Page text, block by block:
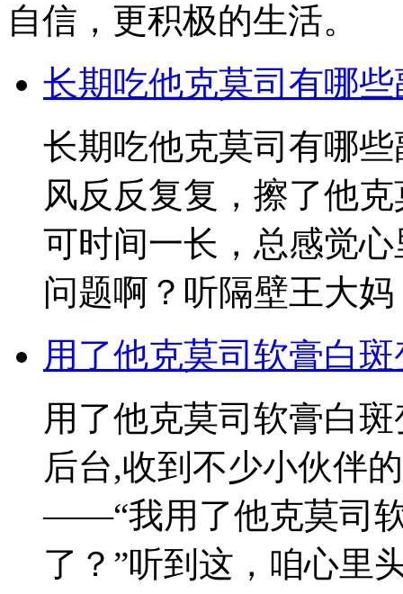
自信，更积极的生活。
长期吃他克莫司有哪
长期吃他克莫司有哪
风反反复复，擦了他
可时间一长，总感觉
问题啊？听隔壁王大妈
用了他克莫司软膏白
用了他克莫司软膏白
后台,收到不少小伙伴
——“我用了他克莫司
了？”听到这，咱心里